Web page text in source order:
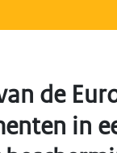
de
in